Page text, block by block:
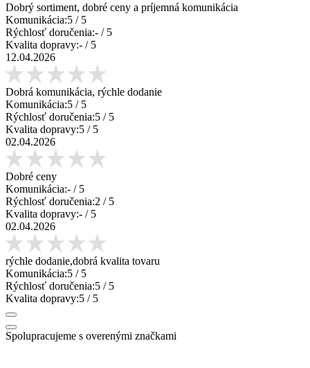
Dobrý sortiment, dobré ceny a príjemná komunikácia
Komunikácia:5 / 5
Rýchlosť doručenia:- / 5
Kvalita dopravy:- / 5
12.04.2026
Dobrá komunikácia, rýchle dodanie
Komunikácia:5 / 5
Rýchlosť doručenia:5 / 5
Kvalita dopravy:5 / 5
02.04.2026
Dobré ceny
Komunikácia:- / 5
Rýchlosť doručenia:2 / 5
Kvalita dopravy:- / 5
02.04.2026
rýchle dodanie,dobrá kvalita tovaru
Komunikácia:5 / 5
Rýchlosť doručenia:5 / 5
Kvalita dopravy:5 / 5
Spolupracujeme s overenými značkami